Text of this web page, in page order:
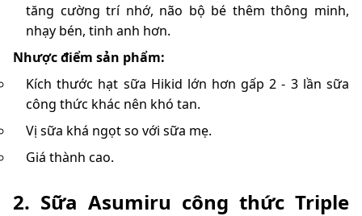
tăng cường trí nhớ, não bộ bé thêm thông minh,
nhạy bén, tinh anh hơn.
Nhược điểm sản phẩm:
Kích thước hạt sữa Hikid lớn hơn gấp 2 - 3 lần sữa
công thức khác nên khó tan.
Vị sữa khá ngọt so với sữa mẹ.
Giá thành cao.
2. Sữa Asumiru công thức Triple